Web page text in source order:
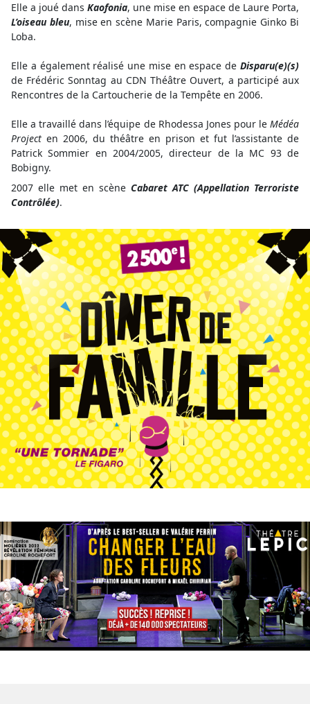
Elle a joué dans Kaofonia, une mise en espace de Laure Porta,
L’oiseau bleu, mise en scène Marie Paris, compagnie Ginko Bi
Loba.
Elle a également réalisé une mise en espace de Disparu(e)(s)
de Frédéric Sonntag au CDN Théâtre Ouvert, a participé aux
Rencontres de la Cartoucherie de la Tempête en 2006.
Elle a travaillé dans l’équipe de Rhodessa Jones pour le Médéa
Project en 2006, du théâtre en prison et fut l’assistante de
Patrick Sommier en 2004/2005, directeur de la MC 93 de
Bobigny.
2007 elle met en scène Cabaret ATC (Appellation Terroriste
Contrôlée).